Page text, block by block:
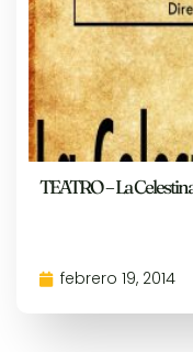
TEATRO – La
febrero 19, 2014